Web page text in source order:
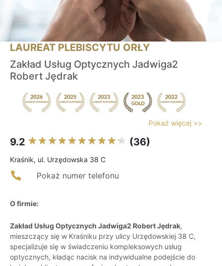
LAUREAT PLEBISCYTU ORŁY
Zakład Usług Optycznych Jadwiga2
Robert Jędrak
Pokaż więcej >>
9.2 (36)
Kraśnik, ul. Urzędowska 38 C
Pokaż numer telefonu
O firmie:
Zakład Usług Optycznych Jadwiga2 Robert Jędrak,
mieszczący się w Kraśniku przy ulicy Urzędowskiej 38 C,
specjalizuje się w świadczeniu kompleksowych usług
optycznych, kładąc nacisk na indywidualne podejście do